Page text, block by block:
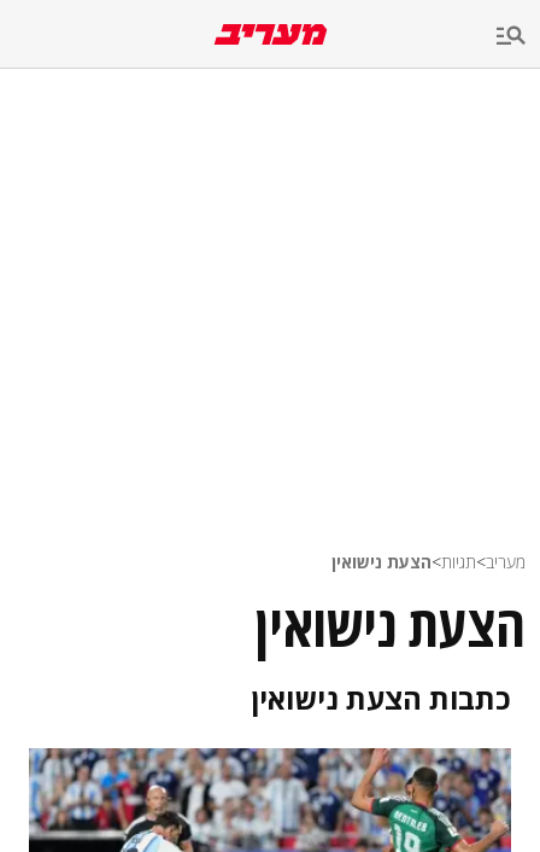
מעריב>תגיות>הצעת נישואין
הצעת נישואין
כתבות הצעת נישואין